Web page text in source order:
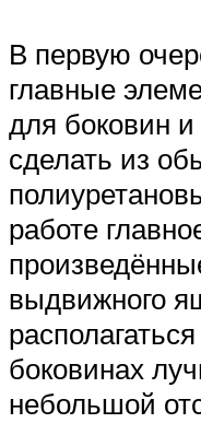
В первую
главные
для боковин
сделать из
работе
выдвижного
боковинах
небольшой